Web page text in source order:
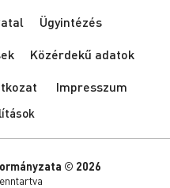
Ügyintézés
Közérdekű adatok
Impresszum
© 2026